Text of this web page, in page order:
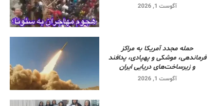
آگوست 1, 2026
حمله مجدد آمریکا به مراکز
فرماندهی، موشکی و پهپادی، پدافند
و زیرساخت‌های دریایی ایران
آگوست 1, 2026